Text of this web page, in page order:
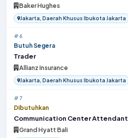
Baker Hughes
Jakarta, Daerah Khusus Ibukota Jakarta
#6
Butuh Segera
Trader
Allianz Insurance
Jakarta, Daerah Khusus Ibukota Jakarta
#7
Dibutuhkan
Communication Center Attendant
Grand Hyatt Bali